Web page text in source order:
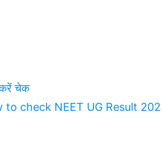
करें चेक
to check NEET UG Result